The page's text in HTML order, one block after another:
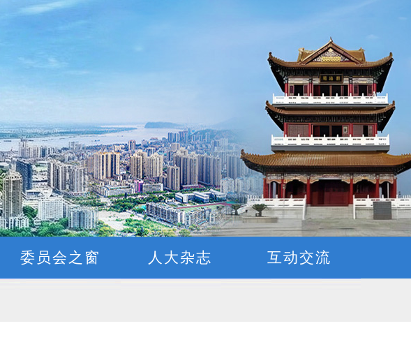
委员会之窗 人大杂志 互动交流